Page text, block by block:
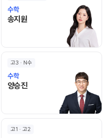
수학
송지원송지원 선생님 홈 바로가기
고3 · N수
수학
양승진양승진 선생님 홈 바로가기
고1 · 고2